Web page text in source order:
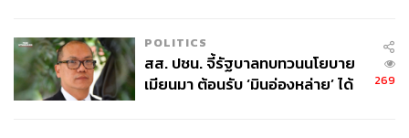
สำเร็จก่อนที่จะไปสู่งานถัดไป
ทำตามขั้นตอนนี้ไปเรื่อยๆ จนหมดลิสต์ ในช่วงท้ายของ
วันหากมีงานที่ทำไม่สำเร็จ เลื่อนงานนั้นๆ ไปยังลิสต์
ใหม่ของวันถัดไป
POLITICS
สส. ปชน. จี้รัฐบาลทบทวนนโยบาย
เมียนมา ต้อนรับ ‘มินอ่องหล่าย’ ได้
269